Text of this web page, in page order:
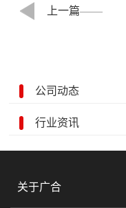
上一篇
公司动态
行业资讯
关于广合